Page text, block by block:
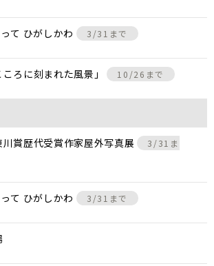
て ひがしかわ 3/31まで
ころに刻まれた風景」 10/26まで
川賞歴代受賞作家屋外写真展
3/31ま
て ひがしかわ 3/31まで